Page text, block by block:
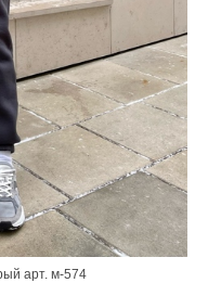
арт. м-574